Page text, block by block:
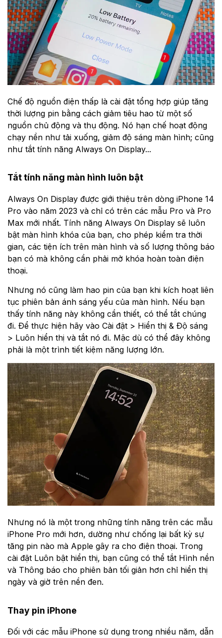
Chế độ nguồn điện thấp là cài đặt tổng hợp giúp tăng
thời lượng pin bằng cách giảm tiêu hao từ một số
nguồn chủ động và thụ động. Nó hạn chế hoạt động
chạy nền như tải xuống, giảm độ sáng màn hình; cũng
như tắt tính năng Always On Display...
Tắt tính năng màn hình luôn bật
Always On Display được giới thiệu trên dòng iPhone 14
Pro vào năm 2023 và chỉ có trên các mẫu Pro và Pro
Max mới nhất. Tính năng Always On Display sẽ luôn
bật màn hình khóa của bạn, cho phép kiểm tra thời
gian, các tiện ích trên màn hình và số lượng thông báo
bạn có mà không cần phải mở khóa hoàn toàn điện
thoại.
Nhưng nó cũng làm hao pin của bạn khi kích hoạt liên
tục phiên bản ánh sáng yếu của màn hình. Nếu bạn
thấy tính năng này không cần thiết, có thể tắt chúng
đi. Để thực hiện hãy vào Cài đặt > Hiển thị & Độ sáng
> Luôn hiển thị và tắt nó đi. Mặc dù có thể đây không
phải là một trình tiết kiệm năng lượng lớn.
Nhưng nó là một trong những tính năng trên các mẫu
iPhone Pro mới hơn, dường như chống lại bất kỳ sự
tăng pin nào mà Apple gây ra cho điện thoại. Trong
cài đặt Luôn bật hiển thị, bạn cũng có thể tắt Hình nền
và Thông báo cho phiên bản tối giản hơn chỉ hiển thị
ngày và giờ trên nền đen.
Thay pin iPhone
Đối với các mẫu iPhone sử dụng trong nhiều năm, dẫn